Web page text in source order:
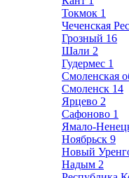
Токмок 1
Чеченская
Грозный 16
Шали 2
Гудермес 1
Смоленская
Смоленск 14
Ярцево 2
Сафоново 1
Ямало-
Ноябрьск 9
Новый
Надым 2